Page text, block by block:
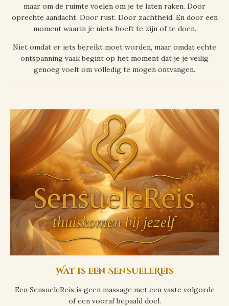
maar om de ruimte voelen om je te laten raken. Door
oprechte aandacht. Door rust. Door zachtheid. En door een
moment waarin je niets hoeft te zijn of te doen.
Niet omdat er iets bereikt moet worden, maar omdat echte
ontspanning vaak begint op het moment dat je je veilig
genoeg voelt om volledig te mogen ontvangen.
Wat is een SensueleReis
Een SensueleReis is geen massage met een vaste volgorde
of een vooraf bepaald doel.